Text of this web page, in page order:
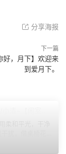
分享海报
下一篇
好，月下】欢迎来
到爱月下。